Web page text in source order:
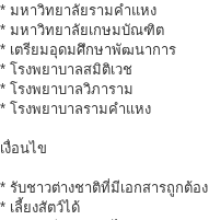
* มหาวิทยาลัยรามคำแหง
* มหาวิทยาลัยเกษมบัณฑิต
* เตรียมอุดมศึกษาพัฒนาการ
* โรงพยาบาลสมิติเวช
* โรงพยาบาลวิภาราม
* โรงพยาบาลรามคำแหง
เงื่อนไข
* รับชาวต่างชาติที่มีเอกสารถูกต้อง
* เลี้ยงสัตว์ได้